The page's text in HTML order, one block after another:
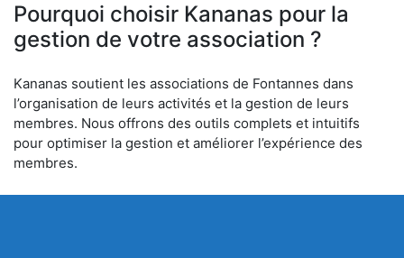
Pourquoi choisir Kananas pour la
gestion de votre association ?
Kananas soutient les associations de Fontannes dans
l’organisation de leurs activités et la gestion de leurs
membres. Nous offrons des outils complets et intuitifs
pour optimiser la gestion et améliorer l’expérience des
membres.